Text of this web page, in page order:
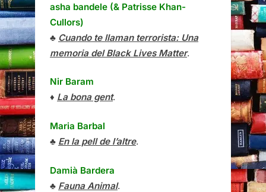
asha bandele (& Patrisse Khan-
Cullors)
♣ Cuando te llaman terrorista: Una
memoria del Black Lives Matter.
Nir Baram
♦ La bona gent.
Maria Barbal
♣ En la pell de l’altre.
Damià Bardera
♣ Fauna Animal.